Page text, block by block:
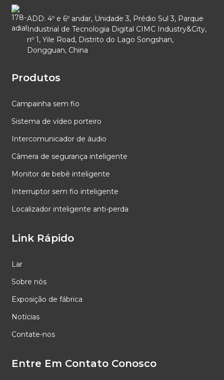
ADD: 4º e 6º andar, Unidade 3, Prédio Sul 3, Parque
Industrial de Tecnologia Digital CIMC Industry&City,
nº 1, Yile Road, Distrito do Lago Songshan,
Dongguan, China
Produtos
Campainha sem fio
Sistema de vídeo porteiro
Intercomunicador de áudio
Câmera de segurança inteligente
Monitor de bebê inteligente
Interruptor sem fio inteligente
Localizador inteligente anti-perda
Link Rápido
Lar
Sobre nós
Exposição de fábrica
Notícias
Contate-nos
Entre Em Contato Conosco